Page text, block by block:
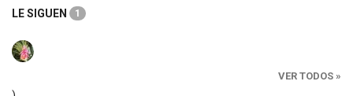
LE SIGUEN 1
VER TODOS »